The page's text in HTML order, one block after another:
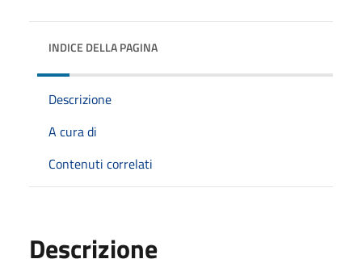
INDICE DELLA PAGINA
Descrizione
A cura di
Contenuti correlati
Descrizione